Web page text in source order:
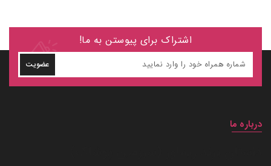
اشتراک برای پیوستن به ما!
عضویت
درباره ما